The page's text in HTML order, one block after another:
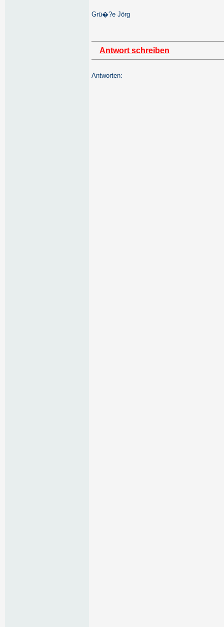
Grü�?e Jörg
Antwort schreiben
Antworten: